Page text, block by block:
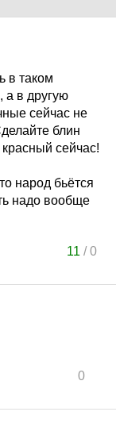
в таком
а в другую
сейчас не
блин
сейчас!
народ бьётся
надо вообще
11 /0
0